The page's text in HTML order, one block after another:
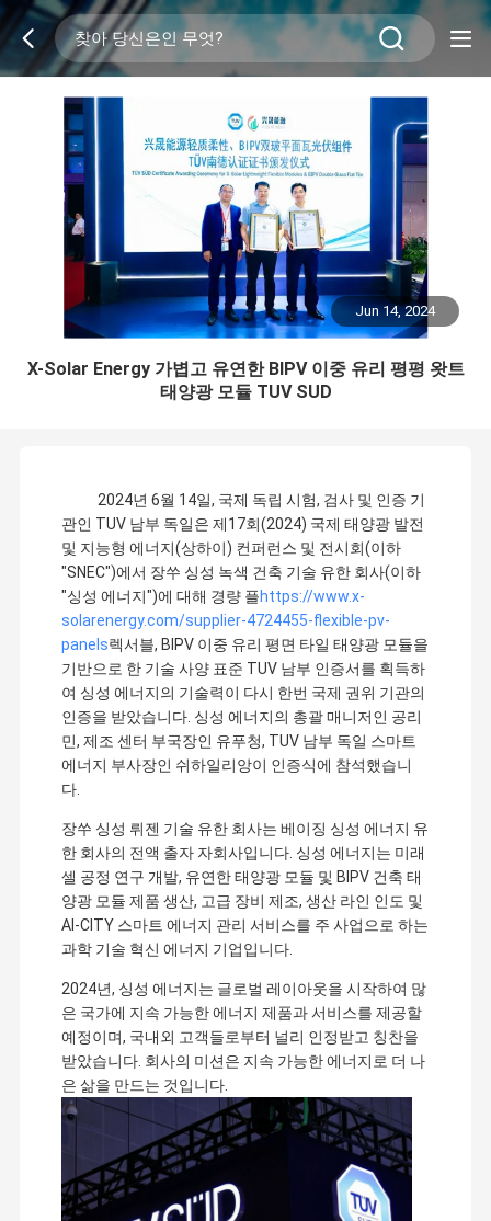
Jun 14, 2024
X-Solar Energy 가볍고 유연한 BIPV 이중 유리 평평 왓트
태양광 모듈 TUV SUD
2024년 6월 14일, 국제 독립 시험, 검사 및 인증 기
관인 TUV 남부 독일은 제17회(2024) 국제 태양광 발전
및 지능형 에너지(상하이) 컨퍼런스 및 전시회(이하
"SNEC")에서 장쑤 싱성 녹색 건축 기술 유한 회사(이하
"싱성 에너지")에 대해 경량 플https://www.x-
solarenergy.com/supplier-4724455-flexible-pv-
panels렉서블, BIPV 이중 유리 평면 타일 태양광 모듈을
기반으로 한 기술 사양 표준 TUV 남부 인증서를 획득하
여 싱성 에너지의 기술력이 다시 한번 국제 권위 기관의
인증을 받았습니다. 싱성 에너지의 총괄 매니저인 공리
민, 제조 센터 부국장인 유푸청, TUV 남부 독일 스마트
에너지 부사장인 쉬하일리앙이 인증식에 참석했습니
다.
장쑤 싱성 뤼젠 기술 유한 회사는 베이징 싱성 에너지 유
한 회사의 전액 출자 자회사입니다. 싱성 에너지는 미래
셀 공정 연구 개발, 유연한 태양광 모듈 및 BIPV 건축 태
양광 모듈 제품 생산, 고급 장비 제조, 생산 라인 인도 및
AI-CITY 스마트 에너지 관리 서비스를 주 사업으로 하는
과학 기술 혁신 에너지 기업입니다.
2024년, 싱성 에너지는 글로벌 레이아웃을 시작하여 많
은 국가에 지속 가능한 에너지 제품과 서비스를 제공할
예정이며, 국내외 고객들로부터 널리 인정받고 칭찬을
받았습니다. 회사의 미션은 지속 가능한 에너지로 더 나
은 삶을 만드는 것입니다.